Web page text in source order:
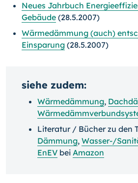
Neues Jahrbuch
Gebäude (28.5.2007)
Wärmedämmung (auch)
Einsparung (28.5.2007)
siehe zudem:
Wärmedämmung,
Literatur / Bücher zu den
Dämmung, Wasser-/
EnEV bei Amazon